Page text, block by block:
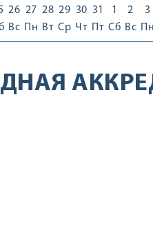
26
Вс
27
Пн
28
Вт
29
Ср
30
Чт
31
Пт
1
Сб
2
Вс
3